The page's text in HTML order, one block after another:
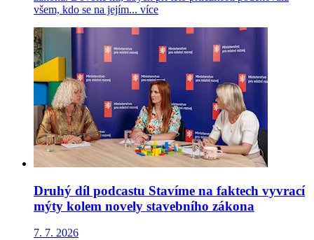
všem, kdo se na jejím... více
Druhý díl podcastu Stavíme na faktech vyvrací
mýty kolem novely stavebního zákona
7. 7. 2026